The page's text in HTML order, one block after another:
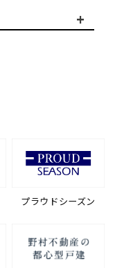
+
プラウドシーズン